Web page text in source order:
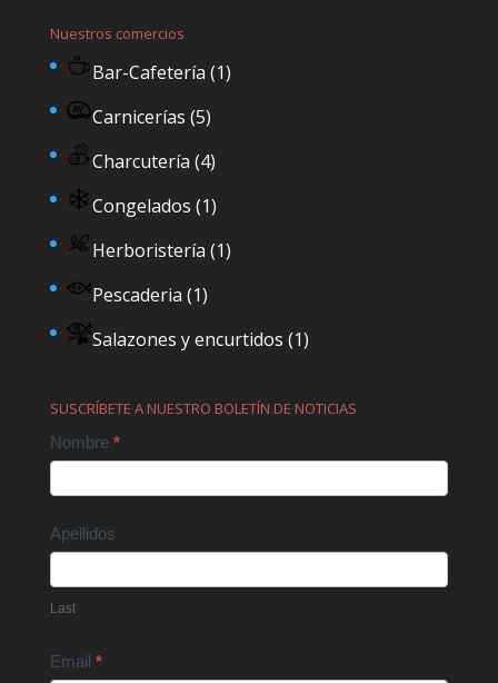
Nuestros comercios
Bar-Cafetería (1)
Carnicerías (5)
Charcutería (4)
Congelados (1)
Herboristería (1)
Pescaderia (1)
Salazones y encurtidos (1)
SUSCRÍBETE A NUESTRO BOLETÍN DE NOTICIAS
Contact
Nombre *
Apellidos
Last
Email *